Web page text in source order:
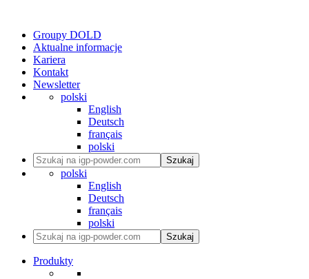
Groupy DOLD
Aktualne informacje
Kariera
Kontakt
Newsletter
polski
English
Deutsch
français
polski
Szukaj
polski
English
Deutsch
français
polski
Szukaj
Produkty